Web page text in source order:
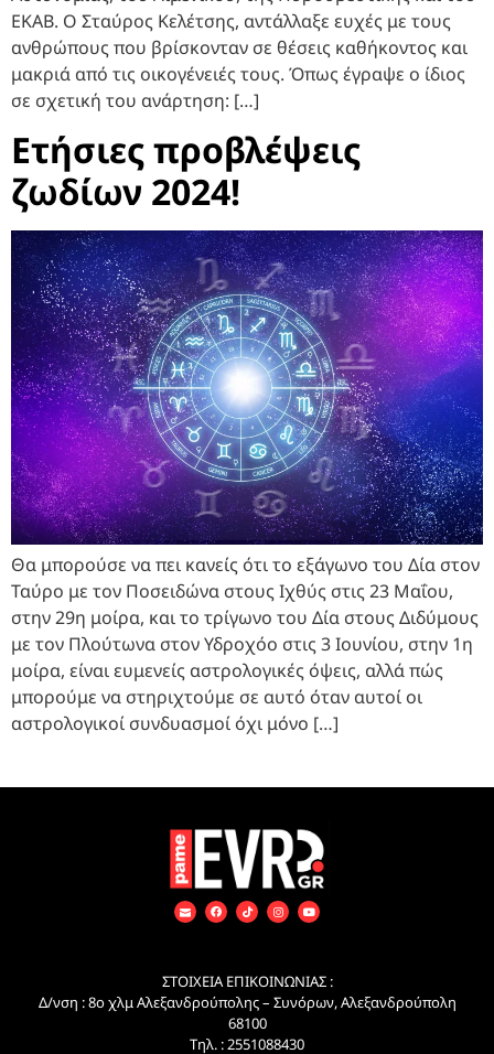
ΕΚΑΒ. Ο Σταύρος Κελέτσης, αντάλλαξε ευχές με τους
ανθρώπους που βρίσκονταν σε θέσεις καθήκοντος και
μακριά από τις οικογένειές τους. Όπως έγραψε ο ίδιος
σε σχετική του ανάρτηση: […]
Ετήσιες προβλέψεις
ζωδίων 2024!
Θα μπορούσε να πει κανείς ότι το εξάγωνο του Δία στον
Ταύρο με τον Ποσειδώνα στους Ιχθύς στις 23 Μαΐου,
στην 29η μοίρα, και το τρίγωνο του Δία στους Διδύμους
με τον Πλούτωνα στον Υδροχόο στις 3 Ιουνίου, στην 1η
μοίρα, είναι ευμενείς αστρολογικές όψεις, αλλά πώς
μπορούμε να στηριχτούμε σε αυτό όταν αυτοί οι
αστρολογικοί συνδυασμοί όχι μόνο […]
ΣΤΟΙΧΕΙΑ ΕΠΙΚΟΙΝΩΝΙΑΣ :
Δ/νση : 8ο χλμ Αλεξανδρούπολης – Συνόρων, Αλεξανδρούπολη
68100
Τηλ. : 2551088430